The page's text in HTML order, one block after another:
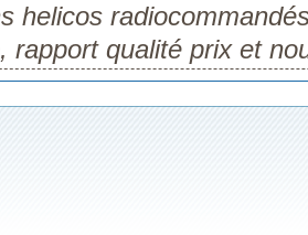
helicos
rapport qualité prix et